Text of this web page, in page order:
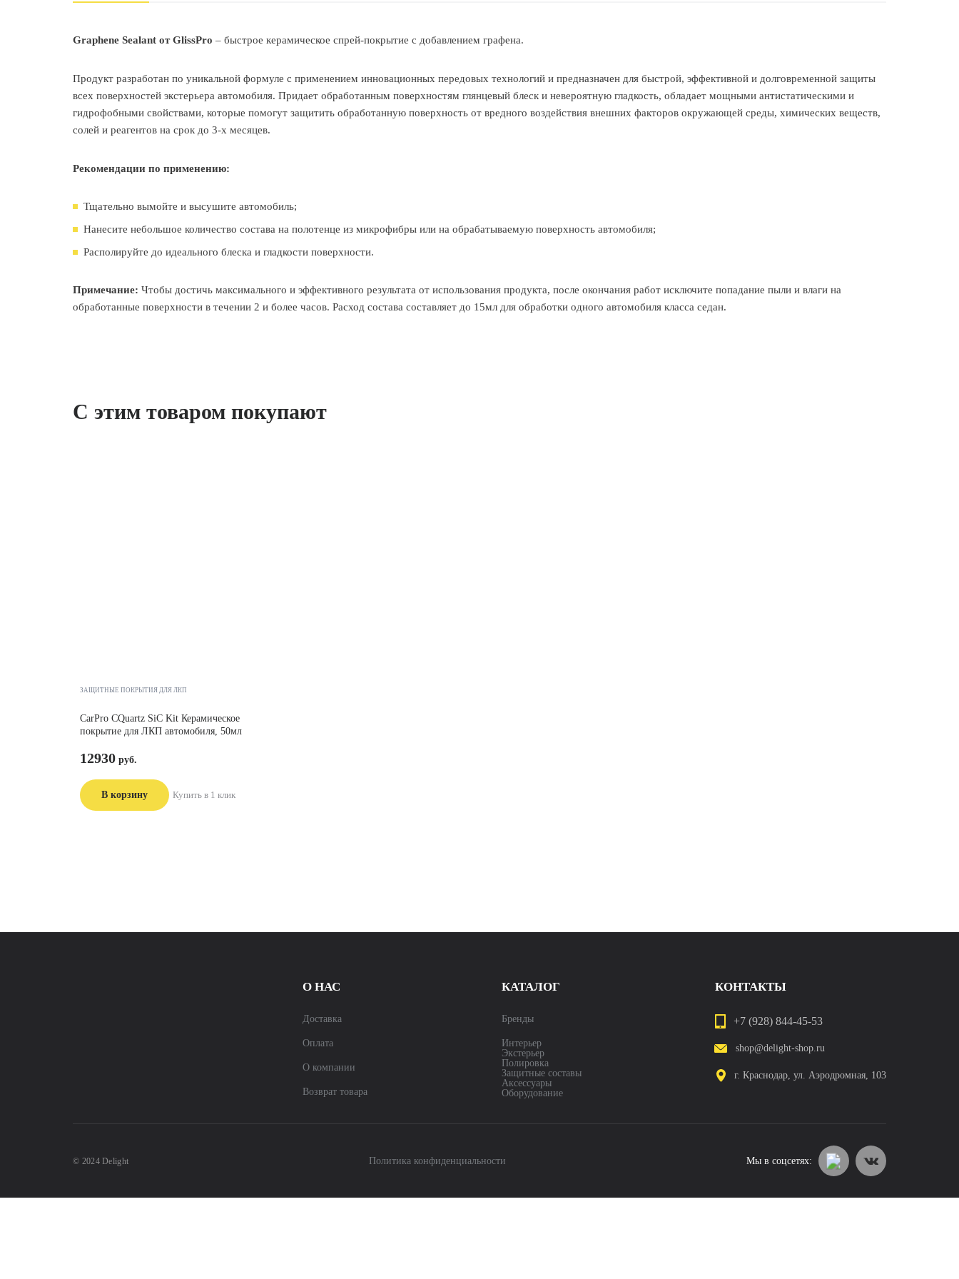
Graphene Sealant от GlissPro – быстрое керамическое спрей-покрытие с добавлением графена.
Продукт разработан по уникальной формуле с применением инновационных передовых технологий и предназначен для быстрой, эффективной и долговременной защиты
всех поверхностей экстерьера автомобиля. Придает обработанным поверхностям глянцевый блеск и невероятную гладкость, обладает мощными антистатическими и
гидрофобными свойствами, которые помогут защитить обработанную поверхность от вредного воздействия внешних факторов окружающей среды, химических веществ,
солей и реагентов на срок до 3-х месяцев.
Рекомендации по применению:
Тщательно вымойте и высушите автомобиль;
Нанесите небольшое количество состава на полотенце из микрофибры или на обрабатываемую поверхность автомобиля;
Располируйте до идеального блеска и гладкости поверхности.
Примечание: Чтобы достичь максимального и эффективного результата от использования продукта, после окончания работ исключите попадание пыли и влаги на
обработанные поверхности в течении 2 и более часов. Расход состава составляет до 15мл для обработки одного автомобиля класса седан.
С этим товаром покупают
ЗАЩИТНЫЕ ПОКРЫТИЯ ДЛЯ ЛКП
CarPro CQuartz SiC Kit Керамическое
покрытие для ЛКП автомобиля, 50мл
12930
В корзину Купить в 1 клик
О НАС
Доставка
Оплата
О компании
Возврат товара
КАТАЛОГ
Бренды
Интерьер
Экстерьер
Полировка
Защитные составы
Аксессуары
Оборудование
КОНТАКТЫ
+7 (928) 844-45-53
shop@delight-shop.ru
г. Краснодар, ул. Аэродромная, 103
© 2024 Delight Политика конфиденциальности Мы в соцсетях: